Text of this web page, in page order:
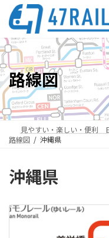
ン
ツ
へ
ス
キ
ッ
プ
ー
シ
ョ
ン
に
移
動
路線図
見やすい・楽しい・便利
路線図
沖縄県
沖縄県